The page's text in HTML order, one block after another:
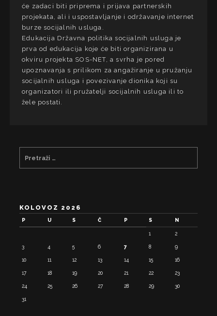
će zadaci biti priprema i prijava partnerskih
projekata, ali i uspostavljanje i održavanje internet
burze socijalnih usluga.
Edukacija Državna politika socijalnih usluga je
prva od edukacija koje će biti organizirana u
okviru projekta SOS-NET, a svrha je pored
upoznavanja s prilikom za angažiranje u pružanju
socijalnih usluga i povezivanje dionika koji su
organizatori ili pružatelji socijalnih usluga ili to
žele postati.
KOLOVOZ 2026
P U S Č P S N
1 2
3 4 5 6 7 8 9
10 11 12 13 14 15 16
17 18 19 20 21 22 23
24 25 26 27 28 29 30
31